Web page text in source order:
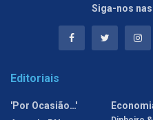
Siga-nos
Editoriais
'Por Ocasião…'